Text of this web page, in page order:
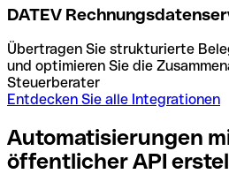
DATEV
Übertragen Sie strukturierte
und optimieren Sie die
Steuerberater
Entdecken Sie alle Integrationen
Automatisierungen
öffentlicher API